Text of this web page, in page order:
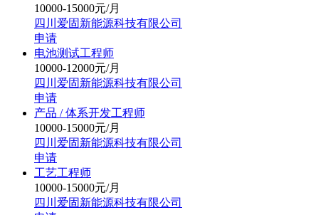
10000-15000元/月
四川爱固新能源科技有限公司
申请
电池测试工程师
10000-12000元/月
四川爱固新能源科技有限公司
申请
产品 / 体系开发工程师
10000-15000元/月
四川爱固新能源科技有限公司
申请
工艺工程师
10000-15000元/月
四川爱固新能源科技有限公司